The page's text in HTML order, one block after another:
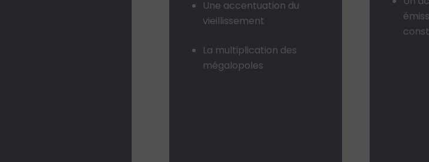
Une accentuation du
vieillissement
La multiplication des
mégalopoles